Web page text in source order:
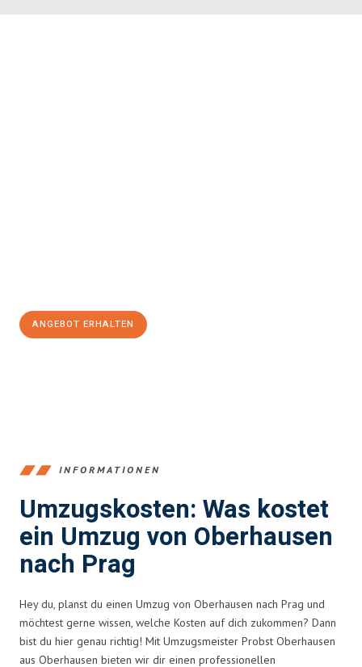
ANGEBOT ERHALTEN
INFORMATIONEN
Umzugskosten: Was kostet
ein Umzug von Oberhausen
nach Prag
Hey du, planst du einen Umzug von Oberhausen nach Prag und
möchtest gerne wissen, welche Kosten auf dich zukommen? Dann
bist du hier genau richtig! Mit Umzugsmeister Probst Oberhausen
aus Oberhausen bieten wir dir einen professionellen